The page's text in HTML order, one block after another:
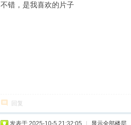
不错，是我喜欢的片子
回复
发表于 2025-10-5 21:32:05 显示全部楼层